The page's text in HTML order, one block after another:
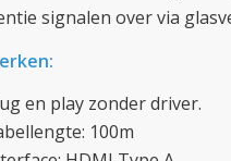
signalen over via
en play zonder driver.
100m